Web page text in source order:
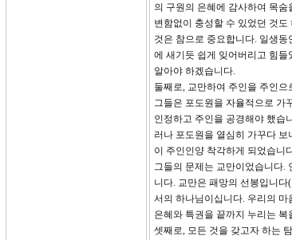
의 구원의 은혜에 감사하여 목
변함없이 충성할 수 있었던 것
것은 참으로 중요합니다. 일생
에 새기듯 쉽게 잊어버리고 힘
알아야 하겠습니다.
둘째로, 교만하여 주인을 주인으
그들은 포도원을 자율적으로 가
인정하고 주인을 공경해야 했습
러나 포도원을 열심히 가꾸다
이 주인인양 착각하게 되었습니
그들의 문제는 교만이었습니다.
니다. 교만은 패망의 선봉입니다
서의 하나님이십니다. 우리의
은혜와 특권을 끝까지 누리는 복
셋째로, 모든 것을 갖고자 하는